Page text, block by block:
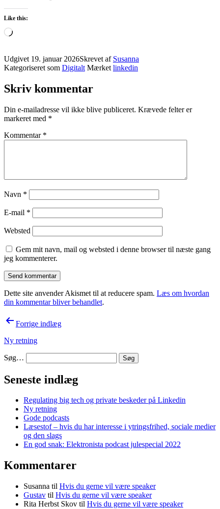
Like this:
Loading…
Udgivet 19. januar 2026Skrevet af Susanna
Kategoriseret som Digitalt Mærket linkedin
Skriv kommentar
Din e-mailadresse vil ikke blive publiceret. Krævede felter er
markeret med *
Kommentar *
Navn *
E-mail *
Websted
Gem mit navn, mail og websted i denne browser til næste gang
jeg kommenterer.
Dette site anvender Akismet til at reducere spam. Læs om hvordan
din kommentar bliver behandlet.
Indlægsnavigation
Forrige indlæg
Ny retning
Søg…
Seneste indlæg
Regulating big tech og private beskeder på Linkedin
Ny retning
Gode podcasts
Læsestof – hvis du har interesse i ytringsfrihed, sociale medier
og den slags
En god snak: Elektronista podcast julespecial 2022
Kommentarer
Susanna til Hvis du gerne vil være speaker
Gustav til Hvis du gerne vil være speaker
Rita Herbst Skov til Hvis du gerne vil være speaker